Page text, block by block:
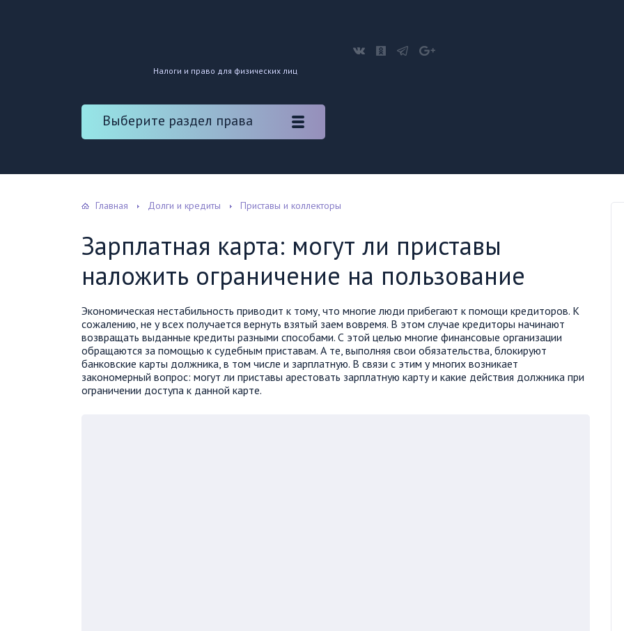
Налоги и право для физических лиц
Выберите раздел права
Главная Долги и кредиты Приставы и коллекторы
Зарплатная карта: могут ли приставы
наложить ограничение на пользование
Экономическая нестабильность приводит к тому, что многие люди прибегают к помощи кредиторов. К
сожалению, не у всех получается вернуть взятый заем вовремя. В этом случае кредиторы начинают
возвращать выданные кредиты разными способами. С этой целью многие финансовые организации
обращаются за помощью к судебным приставам. А те, выполняя свои обязательства, блокируют
банковские карты должника, в том числе и зарплатную. В связи с этим у многих возникает
закономерный вопрос: могут ли приставы арестовать зарплатную карту и какие действия должника при
ограничении доступа к данной карте.